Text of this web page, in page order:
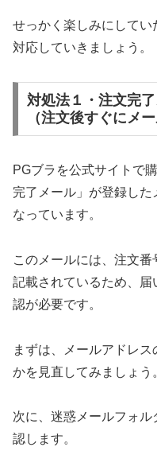
せっかく楽しみにしてい
対応していきましょう。
対処法１・注文完
（注文後すぐにメ
PGブラを公式サイトで
完了メール」が登録し
なっています。
このメールには、注文
記載されているため、
認が必要です。
まずは、メールアドレ
かを見直してみましょう
次に、迷惑メールフォ
認します。